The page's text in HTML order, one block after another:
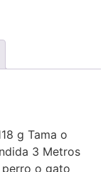
g Tama o
3 Metros
perro o gato